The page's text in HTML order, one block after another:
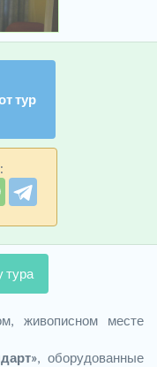
тур
тура
живописном месте
, оборудованные